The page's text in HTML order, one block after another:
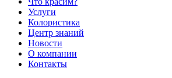
Услуги
Колористика
Центр знаний
Новости
О компании
Контакты